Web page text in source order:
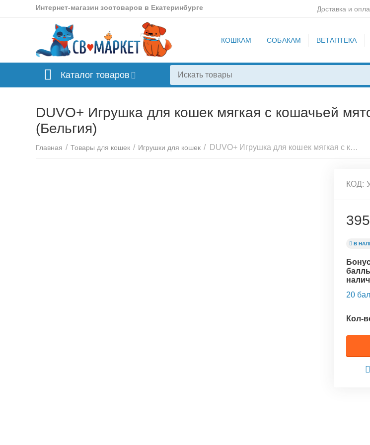
Интернет-магазин зоотоваров в Екатеринбурге Доставка и
КОШКАМ СОБАКАМ ВЕТАПТЕКА
Каталог товаров
DUVO+ Игрушка для кошек мягкая с кошачьей
(Бельгия)
Главная / Товары для кошек / Игрушки для кошек / DUVO+ Игрушка для кошек мягкая с кошачьей мятой "Пушистик с глазками", бежевая (Бельгия)
КОД:
395
В
20
Кол-